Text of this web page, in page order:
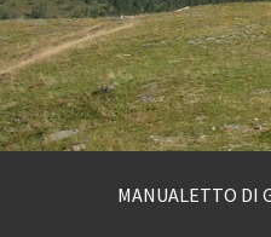
MANUALETTO DI